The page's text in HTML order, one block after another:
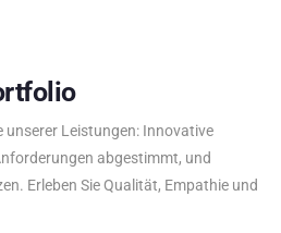
unserer Leistungen: Innovative
abgestimmt, und
Erleben Sie Qualität, Empathie und